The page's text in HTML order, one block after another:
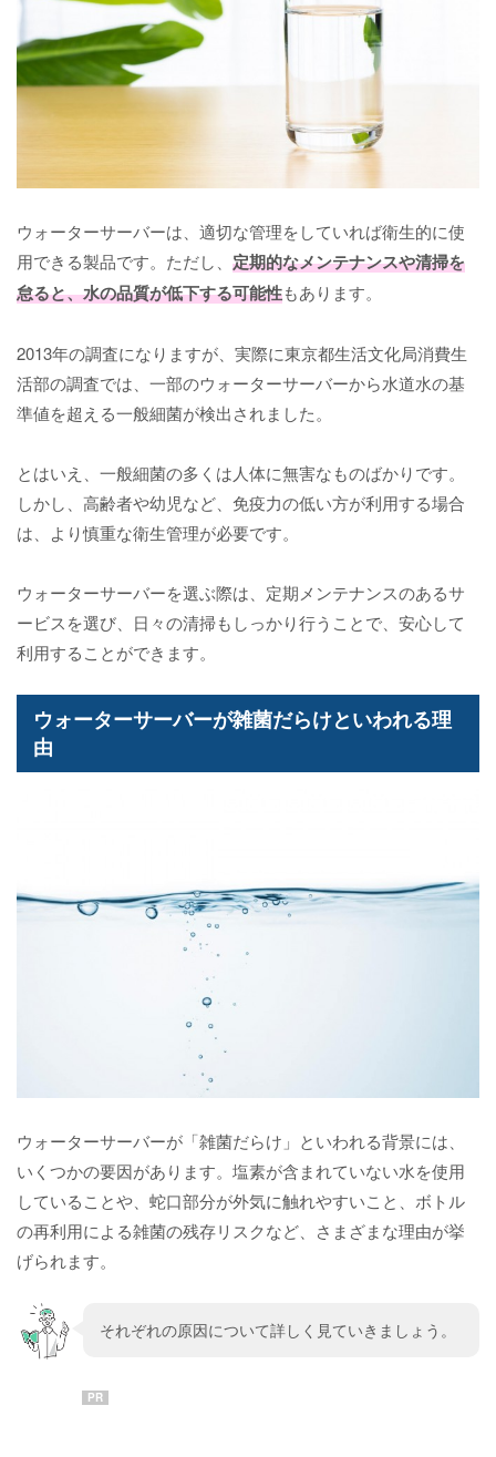
ウォーターサーバーは、適切な管理をしていれば衛生的に使
用できる製品です。ただし、 定期的なメンテナンスや清掃を
怠ると、水の品質が低下する可能性もあります。
2013年の調査になりますが、実際に東京都生活文化局消費生
活部の調査では、一部のウォーターサーバーから水道水の基
準値を超える一般細菌が検出されました。
とはいえ、一般細菌の多くは人体に無害なものばかりです。
しかし、高齢者や幼児など、免疫力の低い方が利用する場合
は、より慎重な衛生管理が必要です。
ウォーターサーバーを選ぶ際は、定期メンテナンスのあるサ
ービスを選び、日々の清掃もしっかり行うことで、安心して
利用することができます。
ウォーターサーバーが雑菌だらけといわれる理
由
ウォーターサーバーが「雑菌だらけ」といわれる背景には、
いくつかの要因があります。塩素が含まれていない水を使用
していることや、蛇口部分が外気に触れやすいこと、ボトル
の再利用による雑菌の残存リスクなど、さまざまな理由が挙
げられます。
それぞれの原因について詳しく見ていきましょう。
PR